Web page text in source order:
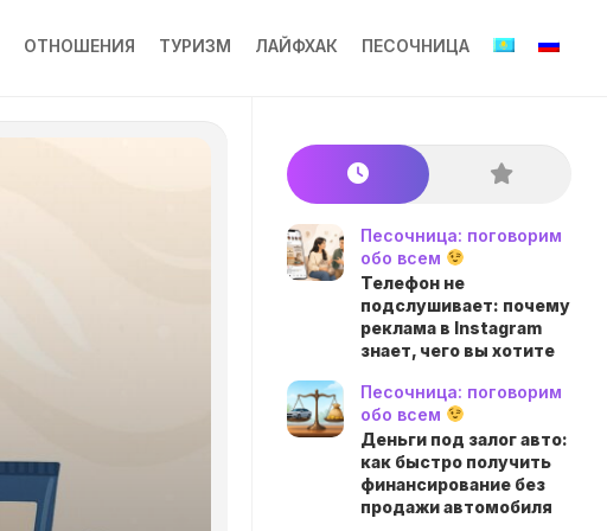
ОТНОШЕНИЯ ТУРИЗМ ЛАЙФХАК ПЕСОЧНИЦА
Песочница: поговорим
обо всем
Телефон не
подслушивает: почему
реклама в Instagram
знает, чего вы хотите
Песочница: поговорим
обо всем
Деньги под залог авто:
как быстро получить
финансирование без
продажи автомобиля